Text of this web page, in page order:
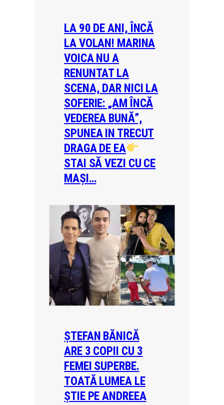
LA 90 DE ANI, ÎNCĂ
LA VOLAN! MARINA
VOICA NU A
RENUNTAT LA
SCENA, DAR NICI LA
SOFERIE: „AM ÎNCĂ
VEDEREA BUNĂ”,
SPUNEA IN TRECUT
DRAGA DE EA
STAI SĂ VEZI CU CE
MAȘI…
ȘTEFAN BĂNICĂ
ARE 3 COPII CU 3
FEMEI SUPERBE.
TOATĂ LUMEA LE
ȘTIE PE ANDREEA